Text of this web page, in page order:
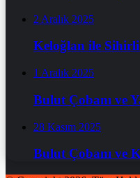
2 Aralık 2025
Keloğlan ile Sihirli
1 Aralık 2025
Bulut Çobanı ve
28 Kasım 2025
Bulut Çobanı ve